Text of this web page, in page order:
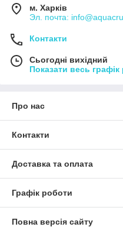
м. Харків
Эл. почта:
Контакти
Сьогодні вихідний
Показати весь графік
Про нас
Контакти
Доставка та оплата
Графік роботи
Повна версія сайту